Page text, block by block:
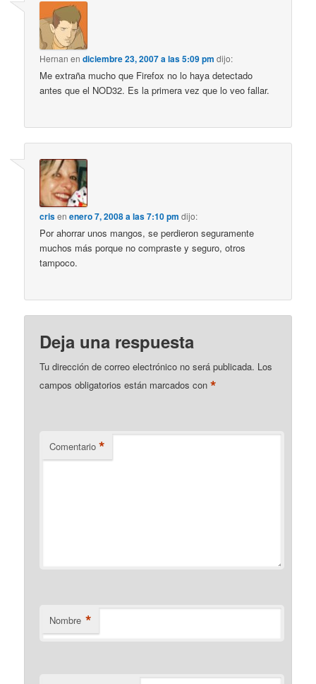
Hernan endiciembre 23, 2007 a las 5:09 pm dijo:
Me extraña mucho que Firefox no lo haya detectado
antes que el NOD32. Es la primera vez que lo veo fallar.
crisenenero 7, 2008 a las 7:10 pm dijo:
Por ahorrar unos mangos, se perdieron seguramente
muchos más porque no compraste y seguro, otros
tampoco.
Deja una respuesta
Tu dirección de correo electrónico no será publicada. Los
campos obligatorios están marcados con*
Comentario *
Nombre *